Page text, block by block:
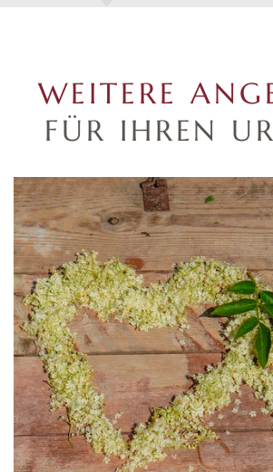
WEITERE
FÜR IHREN